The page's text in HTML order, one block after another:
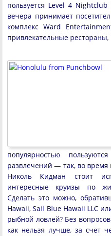
пользуется Level 4
вечера принимает
комплекс Ward
привлекательные
популярностью
развлечений — так, во
Николь Кидман стоит
интересные круизы по
Сделать это можно,
Hawaii, Sail Blue Hawaii LLC
рыбной ловлей? Без
как нельзя лучше, за счёт